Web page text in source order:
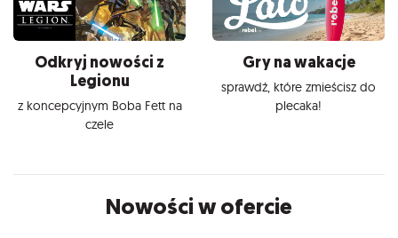
Odkryj nowości z
Legionu
z koncepcyjnym Boba Fett na
czele
Gry na wakacje
sprawdź, które zmieścisz do
plecaka!
Nowości w ofercie